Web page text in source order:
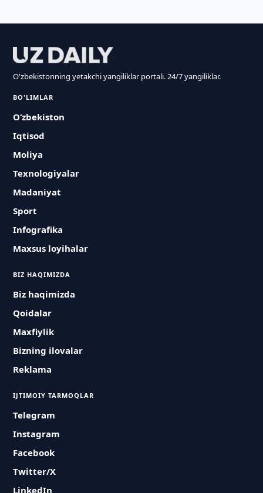
O'zbekistonning yetakchi yangiliklar portali. 24/7 yangiliklar.
BO'LIMLAR
O‘zbekiston
Iqtisod
Moliya
Texnologiyalar
Madaniyat
Sport
Infografika
Maxsus loyihalar
BIZ HAQIMIZDA
Biz haqimizda
Qoidalar
Maxfiylik
Bizning ilovalar
Reklama
IJTIMOIY TARMOQLAR
Telegram
Instagram
Facebook
Twitter/X
LinkedIn